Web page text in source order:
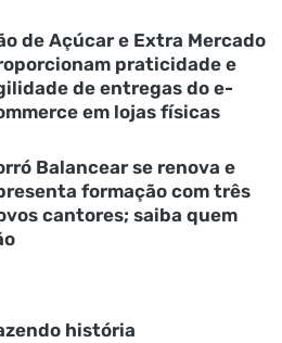
de Açúcar e Extra Mercado
praticidade e
de entregas do e-
em lojas físicas
Balancear se renova e
formação com três
cantores; saiba quem
história